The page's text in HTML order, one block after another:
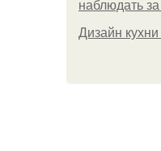
наблюдать
Дизайн